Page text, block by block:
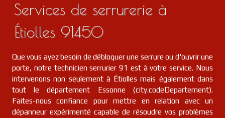
Services de serrurerie à
Étiolles 91450
Que vous ayez besoin de débloquer une serrure ou d'ouvrir une
porte, notre technicien serrurier 91 est à votre service. Nous
intervenons non seulement à Étiolles mais également dans
tout le département Essonne (city.codeDepartement).
Faites-nous confiance pour mettre en relation avec un
dépanneur expérimenté capable de résoudre vos problèmes